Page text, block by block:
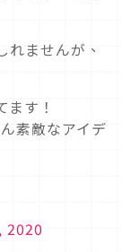
れませんが、
す！
素敵なアイデ
2020